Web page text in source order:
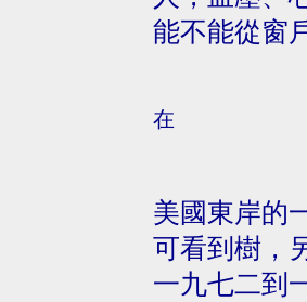
能不能從窗
在
美國東岸的
可看到樹，
一九七二到